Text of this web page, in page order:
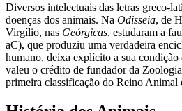
Diversos intelectuais das letras greco-
doenças dos animais. Na Odisseia, de
Virgílio, nas Geórgicas, estudaram a
aC), que produziu uma verdadeira
humano, deixa explícito a sua condição
valeu o crédito de fundador da
primeira classificação do Reino Animal